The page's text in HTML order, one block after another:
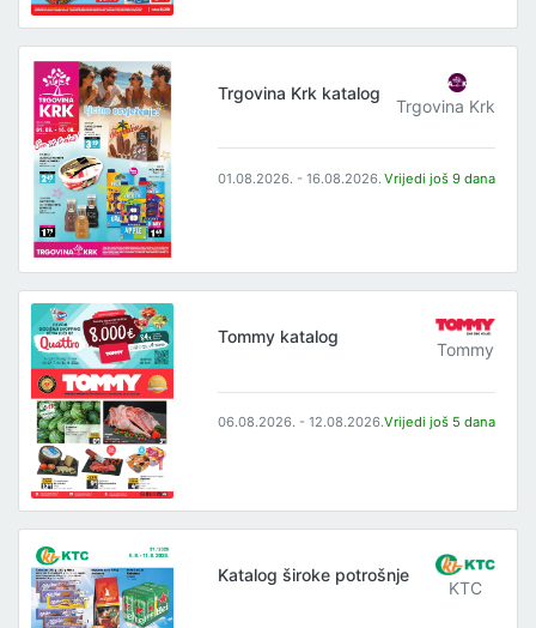
Trgovina Krk katalog
Trgovina Krk
01.08.2026. - 16.08.2026. Vrijedi još 9 dana
Tommy katalog
Tommy
06.08.2026. - 12.08.2026.Vrijedi još 5 dana
Katalog široke potrošnje
KTC